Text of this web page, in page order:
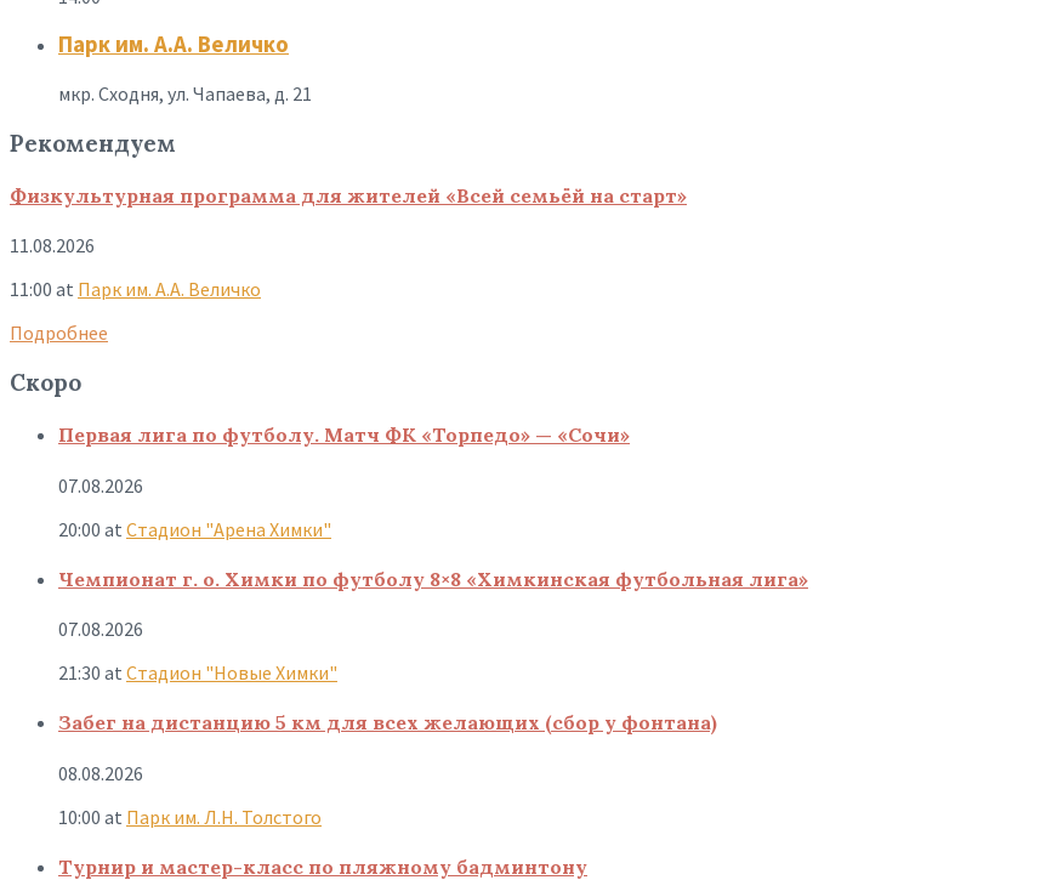
Парк им. А.А. Величко
мкр. Сходня, ул. Чапаева, д. 21
Рекомендуем
Физкультурная программа для жителей «Всей семьёй на старт»
11.08.2026
11:00 at Парк им. А.А. Величко
Подробнее
Скоро
Первая лига по футболу. Матч ФК «Торпедо» — «Сочи»
07.08.2026
20:00 at Стадион "Арена Химки"
Чемпионат г. о. Химки по футболу 8×8 «Химкинская футбольная лига»
07.08.2026
21:30 at Стадион "Новые Химки"
Забег на дистанцию 5 км для всех желающих (сбор у фонтана)
08.08.2026
10:00 at Парк им. Л.Н. Толстого
Турнир и мастер-класс по пляжному бадминтону